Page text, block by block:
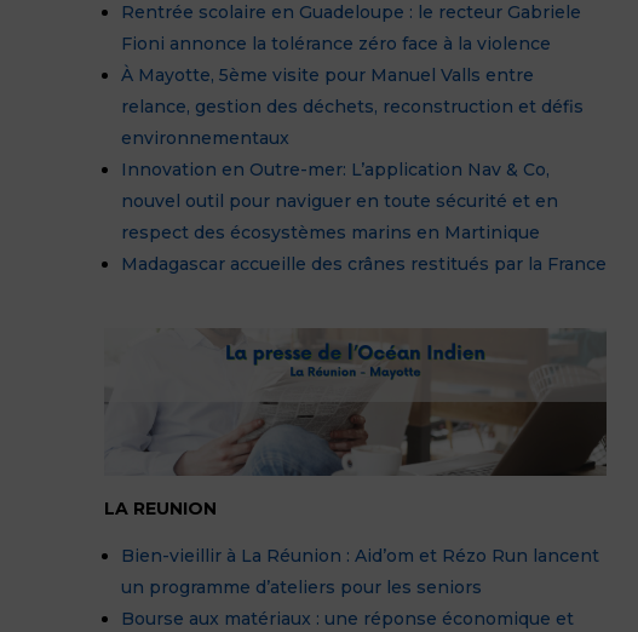
Rentrée scolaire en Guadeloupe : le recteur Gabriele
Fioni annonce la tolérance zéro face à la violence
À Mayotte, 5ème visite pour Manuel Valls entre
relance, gestion des déchets, reconstruction et défis
environnementaux
Innovation en Outre-mer: L’application Nav & Co,
nouvel outil pour naviguer en toute sécurité et en
respect des écosystèmes marins en Martinique
Madagascar accueille des crânes restitués par la France
LA REUNION
Bien-vieillir à La Réunion : Aid’om et Rézo Run lancent
un programme d’ateliers pour les seniors
Bourse aux matériaux : une réponse économique et